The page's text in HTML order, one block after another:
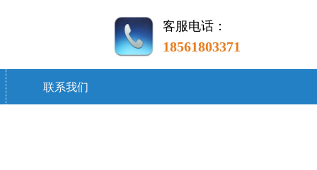
联系我们
客服电话：
18561803371